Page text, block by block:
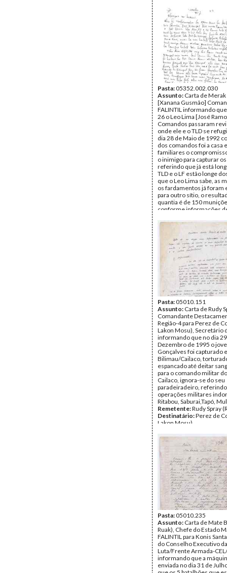
Pasta:05352.002.030
Assunto: Carta de Merak
[Xanana Gusmão]
FALINTIL informando
26 o Leo Lima [José
Comandos passaram
onde ele e o TLD se
dia 28 de Maio de 1992
dos comandos foi a casa
familiares o
o inimigo para capturar
referindo que já está
TLD e o LF estão longe
que o Leo Lima sabe, as
os fardamentos já foram
para outro sítio, o
quantia é de 150
conforme informações
dilagramas com o valor
rupias, só lhe informará
souber a certeza, a
estudantes, o TLD já tem
conhecimento, precisam
documento oficial do
Luta para saírem para o
recomandando para que
como a FA acabarem
ligações com o Leo Lima
quer destruir os nossos
Remetente:Merak
Destinatário:F. L.
Data:1992
Fundo:Arquivo da
Timorense - Pascoela
Tipo Documental:
Página(s):3
Pasta:05010.151
Assunto: Carta de Rudy
Comandante
Região-4 para Perez de
Lakon Mosu), Secretário
informando que no dia
Dezembro de 1995 o
Gonçalves foi capturado
Bilimau/Cailaco,
espancado até deitar
para o comando militar
Cailaco, ignora-se do seu
paradeiradeiro,
operações militares
Ritabou, Saburai,Tapó,
Remetente:Rudy Spray
Destinatário:Perez de
Lakon Mosu)
Fundo:Arquivo da
Timorense - Konis
Tipo Documental:
Página(s): 1
Pasta:05010.235
Assunto: Carta de Mate
Ruak), Chefe do Estado
FALINTIL para Konis
do Conselho Executivo da
Luta/Frente Armada-
informando que a
enviada no dia 31 de